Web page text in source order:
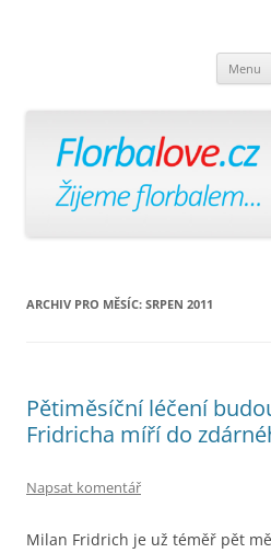
Menu
ARCHIV PRO MĚSÍC: SRPEN 2011
Pětiměsíční léčení
Fridricha míří do
Napsat komentář
Milan Fridrich je už téměř pět